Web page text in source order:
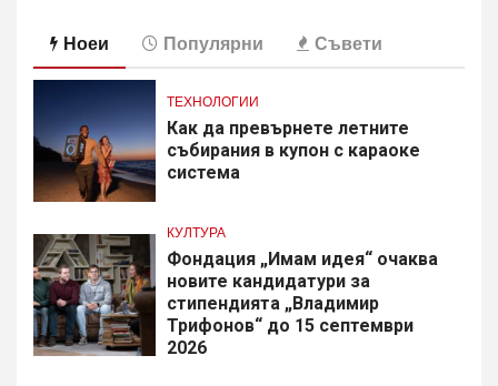
Ноеи Популярни Съвети
ТЕХНОЛОГИИ
Как да превърнете летните
събирания в купон с караоке
система
КУЛТУРА
Фондация „Имам идея“ очаква
новите кандидатури за
стипендията „Владимир
Трифонов“ до 15 септември
2026